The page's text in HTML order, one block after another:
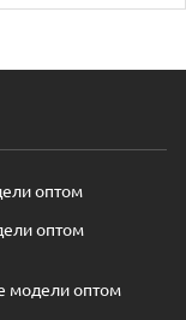
оптом
оптом
модели оптом